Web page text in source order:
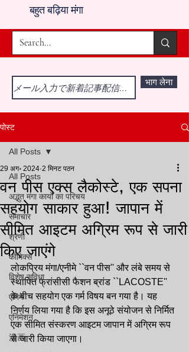
बहुत बढ़िया मंगा
भाग लेना
पोस्ट
All Posts
अद्भुत मंगा कार्यों का परिचय
समाचार
श्रेणी
कॉमिक्स
विशेष सुविधा
एनिमे
एनिमेशन
漫画
All Posts
वन पीस एक्स लैकोस्टे, एक सपना
सहयोग साकार हुआ! जापान में
सीमित आइटम अग्रिम रूप से जारी
किए जाएंगे
29 अग॰ 2024 2 मिनट पठन
लोकप्रिय मंगा/एनीमे ``वन पीस'' और लंबे समय से
स्थापित फ्रांसीसी फैशन ब्रांड ``LACOSTE''
के बीच सहयोग एक गर्म विषय बन गया है। यह
निर्णय लिया गया है कि इस अनूठे संयोजन से निर्मित
एक सीमित संस्करण आइटम जापान में अग्रिम रूप
से जारी किया जाएगा।